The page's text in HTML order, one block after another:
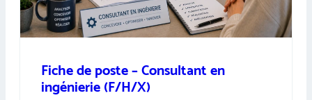
Fiche de poste – Consultant en
ingénierie (F/H/X)